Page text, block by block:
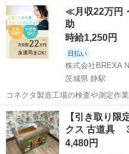
東京 大田区 鵜の木駅
≪月収22万円
助
時給1,250円
日払い
株式会社BREXA
茨城県 静駅
コネクタ製造工場の検査や測定作
日128日★クリーンルーム内作業★
★就業先食堂利用可！日払い制度あり
工場のお仕事 ◇コネクタ製造工...
茨城 常陸大宮市 静駅
【引き取り限
クス 古道具
4,480円